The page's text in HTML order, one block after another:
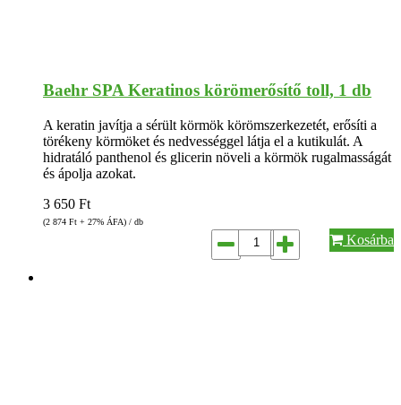
Baehr SPA Keratinos körömerősítő toll, 1 db
A keratin javítja a sérült körmök körömszerkezetét, erősíti a
törékeny körmöket és nedvességgel látja el a kutikulát. A
hidratáló panthenol és glicerin növeli a körmök rugalmasságát
és ápolja azokat.
3 650 Ft
(2 874 Ft + 27% ÁFA) / db
Kosárba